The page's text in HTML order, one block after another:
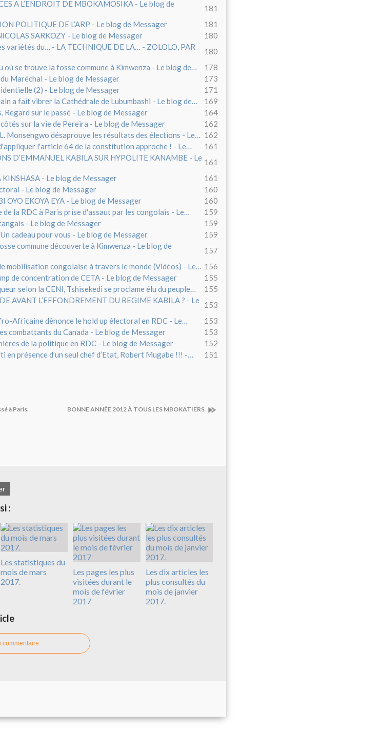
A L’ENDROIT DE MBOKAMOSIKA - Le blog de
181
POLITIQUE DE L’ARP - Le blog de Messager
181
SARKOZY - Le blog de Messager
180
variétés du… - LA TECHNIQUE DE LA… - ZOLOLO, PAR
180
où se trouve la fosse commune à Kimwenza - Le blog de…
178
du Maréchal - Le blog de Messager
173
(2) - Le blog de Messager
171
a fait vibrer la Cathédrale de Lubumbashi - Le blog de…
169
Regard sur le passé - Le blog de Messager
164
sur la vie de Pereira - Le blog de Messager
162
Monsengwo désaprouve les résultats des élections - Le… 162
l'article 64 de la constitution approche ! - Le…
161
D’EMMANUEL KABILA SUR HYPOLITE KANAMBE - Le 161
KINSHASA - Le blog de Messager
161
- Le blog de Messager
160
OYO EKOYA EYA - Le blog de Messager
160
de la RDC à Paris prise d'assaut par les congolais - Le…
159
- Le blog de Messager
159
cadeau pour vous - Le blog de Messager
159
commune découverte à Kimwenza - Le blog de
157
mobilisation congolaise à travers le monde (Vidéos) - Le… 156
de concentration de CETA - Le blog de Messager
155
selon la CENI, Tshisekedi se proclame élu du peuple…
155
AVANT L’EFFONDREMENT DU REGIME KABILA ? - Le 153
Africaine dénonce le hold up électoral en RDC - Le…
153
combattants du Canada - Le blog de Messager
153
de la politique en RDC - Le blog de Messager
152
en présence d’un seul chef d’Etat, Robert Mugabe !!! -… 151
à Paris. BONNE ANNÉE 2012 À TOUS LES MBOKATIERS
:
Les statistiques du
mois de mars
2017.
Les pages les plus
visitées durant le
mois de février
2017
Les dix articles les
plus consultés du
mois de janvier
2017.
commentaire